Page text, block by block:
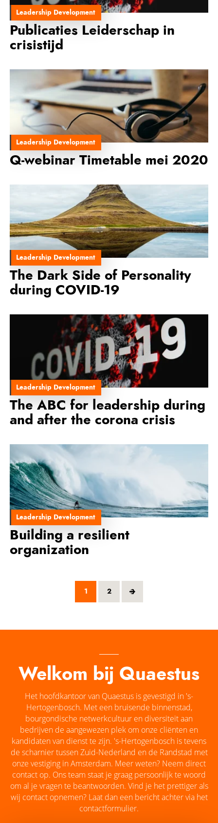
Leadership Development
Publicaties Leiderschap in
crisistijd
Leadership Development
Q-webinar Timetable mei 2020
Leadership Development
The Dark Side of Personality
during COVID-19
Leadership Development
The ABC for leadership during
and after the corona crisis
Leadership Development
Building a resilient
organization
1 2
Welkom bij Quaestus
Het hoofdkantoor van Quaestus is gevestigd in 's-
Hertogenbosch. Met een bruisende binnenstad,
bourgondische netwerkcultuur en diversiteit aan
bedrijven de aangewezen plek om onze cliënten en
kandidaten van dienst te zijn. 's-Hertogenbosch is tevens
de scharnier tussen Zuid-Nederland en de Randstad met
onze vestiging in Amsterdam. Meer weten? Neem direct
contact op. Ons team staat je graag persoonlijk te woord
om al je vragen te beantwoorden. Vind je het prettiger als
wij contact opnemen? Laat dan een bericht achter via het
contactformulier.